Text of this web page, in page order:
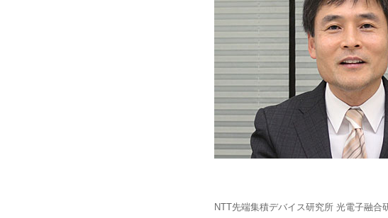
NTT先端集積デバイス研究所 光電子融合